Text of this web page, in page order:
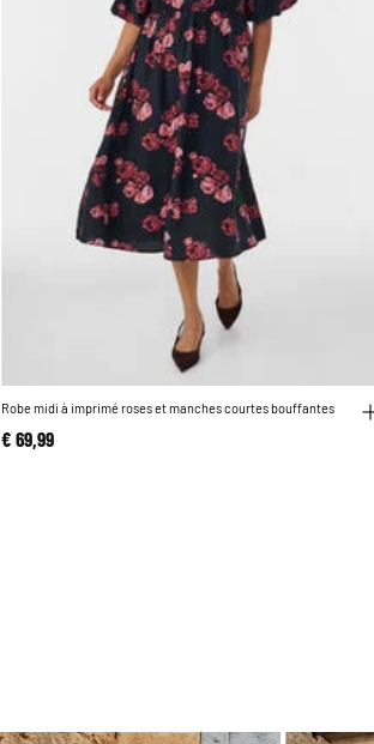
Robe midi à imprimé roses et manches courtes bouffantes
€ 69,99